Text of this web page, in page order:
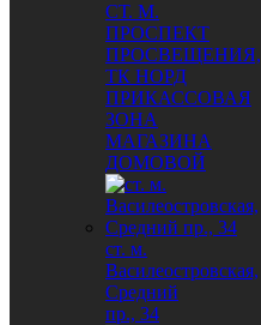
СТ. М.
ПРОСПЕКТ
ПРОСВЕЩЕНИЯ,
ТК НОРД
ПРИКАССОВАЯ
ЗОНА
МАГАЗИНА
ДОМОВОЙ
ст. м.
Василеостровская,
Средний
пр., 34